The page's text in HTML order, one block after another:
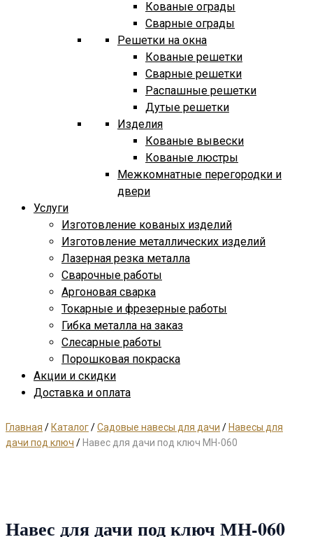
Кованые ограды
Сварные ограды
Решетки на окна
Кованые решетки
Сварные решетки
Распашные решетки
Дутые решетки
Изделия
Кованые вывески
Кованые люстры
Межкомнатные перегородки и
двери
Услуги
Изготовление кованых изделий
Изготовление металлических изделий
Лазерная резка металла
Сварочные работы
Аргоновая сварка
Токарные и фрезерные работы
Гибка металла на заказ
Слесарные работы
Порошковая покраска
Акции и скидки
Доставка и оплата
Главная / Каталог/Садовые навесы для дачи / Навесы для
дачи под ключ / Навес для дачи под ключ МН-060
Навес для дачи под ключ МН-060